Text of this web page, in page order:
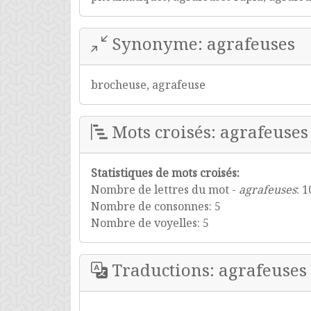
Synonyme: agrafeuses
brocheuse, agrafeuse
Mots croisés: agrafeuses
Statistiques de mots croisés:
Nombre de lettres du mot - agrafeuses:
Nombre de consonnes: 5
Nombre de voyelles: 5
Traductions: agrafeuses